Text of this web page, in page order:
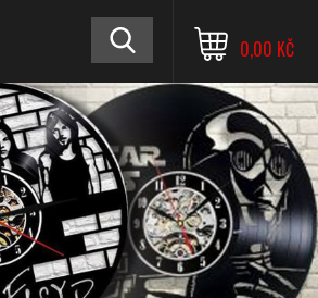
0,00 KČ